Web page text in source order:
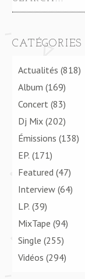
CATÉGORIES
Actualités (818)
Album (169)
Concert (83)
Dj Mix (202)
Émissions (138)
EP. (171)
Featured (47)
Interview (64)
LP. (39)
MixTape (94)
Single (255)
Vidéos (294)